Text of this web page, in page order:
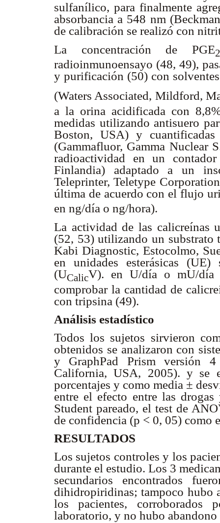
sulfanílico, para finalmente
absorbancia a 548 nm
de calibración se realizó con
La concentración de PGE2
radioinmunoensayo (48, 49),
y purificación (50) con
(Waters Associated, Mildford,
a la orina acidificada con
medidas utilizando antisuero
Boston, USA) y
(Gammafluor, Gamma Nuclear
radioactividad en un
Finlandia) adaptado a un
Teleprinter, Teletype
última de acuerdo con el flujo
en ng/día o ng/hora).
La actividad de las calicreínas
(52, 53) utilizando un substrato
Kabi Diagnostic, Estocolmo,
en unidades esterásicas
(UCalicV). en U/día o mU/día
comprobar la cantidad de
con tripsina (49).
Análisis estadístico
Todos los sujetos sirvieron
obtenidos se analizaron con
y GraphPad Prism versión
California, USA, 2005). y se
porcentajes y como media ±
entre el efecto entre las
Student pareado, el test de
de confidencia (p < 0, 05) como
RESULTADOS
Los sujetos controles y los
durante el estudio. Los 3
secundarios encontrados
dihidropiridinas; tampoco hubo
los pacientes,
laboratorio, y no hubo